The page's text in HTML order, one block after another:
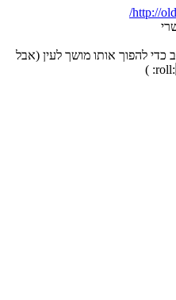
http://
כדי להפוך אותו מושך לעין (אבל
)